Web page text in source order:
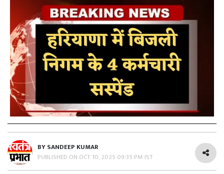
BYSANDEEP KUMAR
PUBLISHED ON OCT 10, 2025 09:35 PM IST